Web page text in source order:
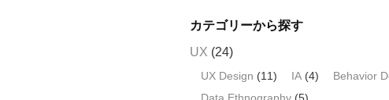
o
k
カテゴリーから探す
UX (24)
UX Design (11) IA (4) Behavior